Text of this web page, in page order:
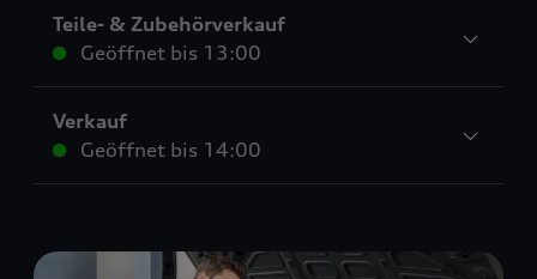
Teile- & Zubehörverkauf
Geöffnet bis 13:00
Verkauf
Geöffnet bis 14:00